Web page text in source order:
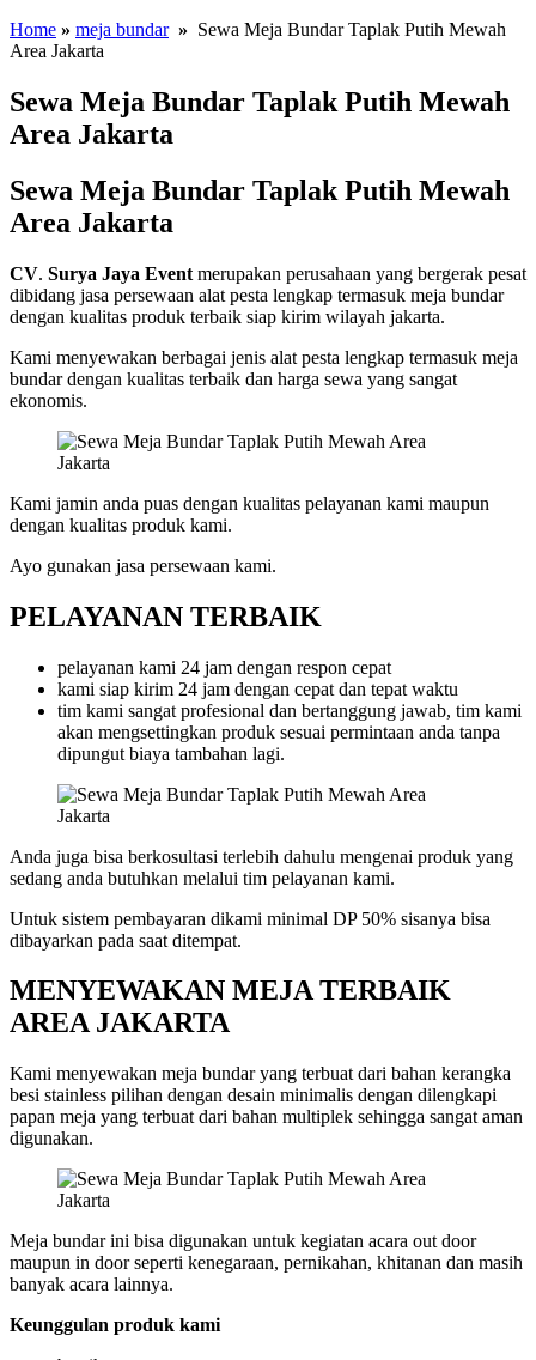
Home » meja bundar » Sewa Meja Bundar Taplak Putih Mewah
Area Jakarta
Sewa Meja Bundar Taplak Putih Mewah
Area Jakarta
Sewa Meja Bundar Taplak Putih Mewah
Area Jakarta
CV. Surya Jaya Event merupakan perusahaan yang bergerak pesat
dibidang jasa persewaan alat pesta lengkap termasuk meja bundar
dengan kualitas produk terbaik siap kirim wilayah jakarta.
Kami menyewakan berbagai jenis alat pesta lengkap termasuk meja
bundar dengan kualitas terbaik dan harga sewa yang sangat
ekonomis.
Kami jamin anda puas dengan kualitas pelayanan kami maupun
dengan kualitas produk kami.
Ayo gunakan jasa persewaan kami.
PELAYANAN TERBAIK
pelayanan kami 24 jam dengan respon cepat
kami siap kirim 24 jam dengan cepat dan tepat waktu
tim kami sangat profesional dan bertanggung jawab, tim kami
akan mengsettingkan produk sesuai permintaan anda tanpa
dipungut biaya tambahan lagi.
Anda juga bisa berkosultasi terlebih dahulu mengenai produk yang
sedang anda butuhkan melalui tim pelayanan kami.
Untuk sistem pembayaran dikami minimal DP 50% sisanya bisa
dibayarkan pada saat ditempat.
MENYEWAKAN MEJA TERBAIK
AREA JAKARTA
Kami menyewakan meja bundar yang terbuat dari bahan kerangka
besi stainless pilihan dengan desain minimalis dengan dilengkapi
papan meja yang terbuat dari bahan multiplek sehingga sangat aman
digunakan.
Meja bundar ini bisa digunakan untuk kegiatan acara out door
maupun in door seperti kenegaraan, pernikahan, khitanan dan masih
banyak acara lainnya.
Keunggulan produk kami